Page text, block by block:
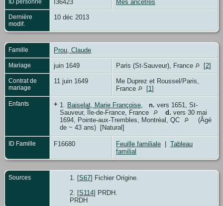
I36423 Mes ancetres
Dernière
modif.
10 déc 2013
Famille Prou, Claude
Mariage juin 1649 Paris (St-Sauveur), France [2]
Contrat de
mariage
11 juin 1649
Me Duprez et Roussel/Paris,
France
[1]
Enfants + 1. Baiselat, Marie Françoise n. vers 1651, St-
Sauveur, Île-de-France, France
d. vers 30 mai
1694, Pointe-aux-Trembles, Montréal, QC
(Âgé
de ~ 43 ans) [Natural]
ID Famille F16680 Feuille familiale | Tableau
familial
Sources [S67] Fichier Origine.
[S114] PRDH.
PRDH